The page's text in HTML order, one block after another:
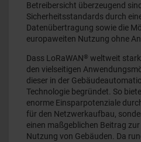
Betreibersicht überzeugend
Sicherheitsstandards durch
Datenübertragung sowie die
europaweiten Nutzung ohne
Dass LoRaWAN® weltweit
den vielseitigen
dieser in der
Technologie begründet. So
enorme Einsparpotenziale
für den Netzwerkaufbau,
einen maßgeblichen Beitrag
Nutzung von Gebäuden. Da